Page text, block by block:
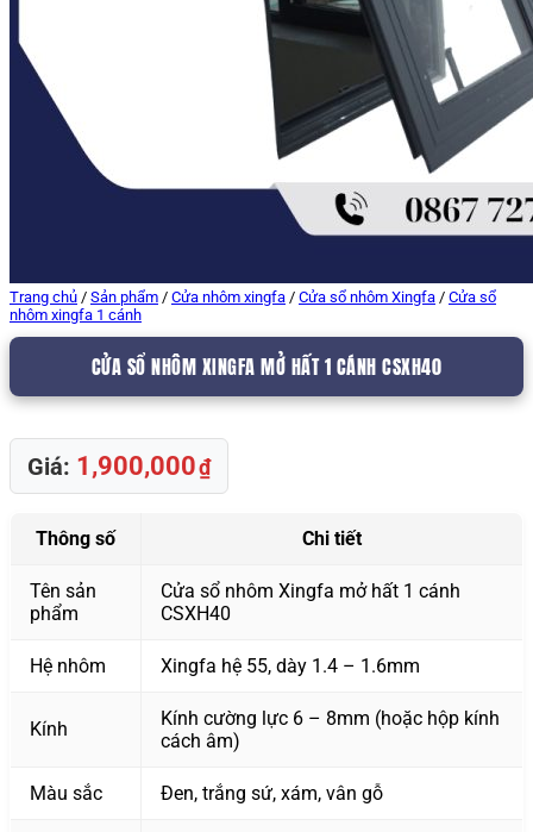
Trang chủ / Sản phẩm / Cửa nhôm xingfa / Cửa sổ nhôm Xingfa / Cửa sổ
nhôm xingfa 1 cánh
CỬA SỔ NHÔM XINGFA MỞ HẤT 1 CÁNH CSXH40
Giá: 1,900,000₫
Thông số Chi tiết
Tên sản
phẩm
Cửa sổ nhôm Xingfa mở hất 1 cánh
CSXH40
Hệ nhôm Xingfa hệ 55, dày 1.4 – 1.6mm
Kính
Kính cường lực 6 – 8mm (hoặc hộp kính
cách âm)
Màu sắc Đen, trắng sứ, xám, vân gỗ